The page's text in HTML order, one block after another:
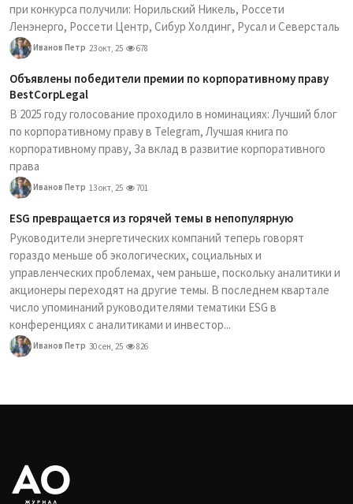
при конкурса получили: Норильский Никель, Россети
Ленэнерго, Россети Центр, Сибур Холдинг, Русал и Северсталь
Иванов Петр 23 окт, 25 678
Объявлены победители премии по корпоративному праву
BestCorpLegal
В 2025 году голосование проходило в номинациях: Лучший блог
по корпоративному праву в Telegram, Лучшая книга по
корпоративному праву, За вклад в развитие корпоративного
права
Иванов Петр 13 окт, 25 701
ESG превращается из горячей темы в непопулярную
Руководители энергетических компаний теперь говорят
гораздо меньше об экологических, социальных и
управленческих проблемах, чем раньше, поскольку аналитики и
акционеры переходят на другие темы. В последнем квартале
число упоминаний руководителями тематики ESG в
конференциях с аналитиками и инвестор...
Иванов Петр 30 сен, 25 826